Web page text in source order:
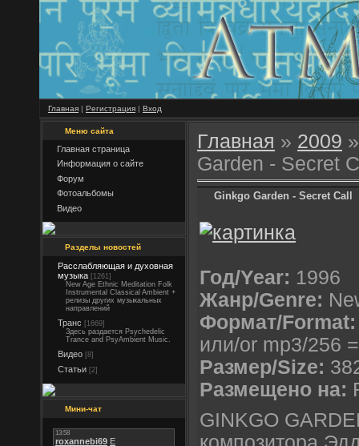
Главная | Регистрация | Вход
Меню сайта
Главная страница
Информация о сайте
Форум
Фотоальбомы
Видео
Разделы новостей
Расслабляющая и духовная
музыка [1261]
New Age Ethnic Meditation Folk
Instrumental Classical Ambient +
релизы других музыкальных
направлений
Транс [1669]
Здесь раздается Psychedelic
Trance and PsyAmbient Music.
Видео [8]
Статьи [2]
Мини-чат
Главная » 2009 »
Garden - Secret
Ginkgo Garden - Secret Call
Год/Year: 1996
Жанр/Genre:
Формат/Format:
или/or mp3/256
Размер/Size:
Размещено на:
GINKGO